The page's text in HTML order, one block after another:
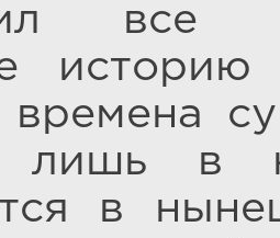
все
лишь в
в